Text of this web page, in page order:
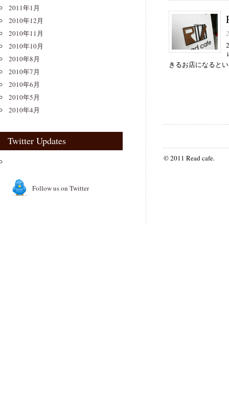
きるお店になると
2011年1月
2010年12月
2010年11月
2010年10月
2010年8月
2010年7月
2010年6月
2010年5月
2010年4月
Twitter Updates
Follow us on Twitter
© 2011 Read cafe.